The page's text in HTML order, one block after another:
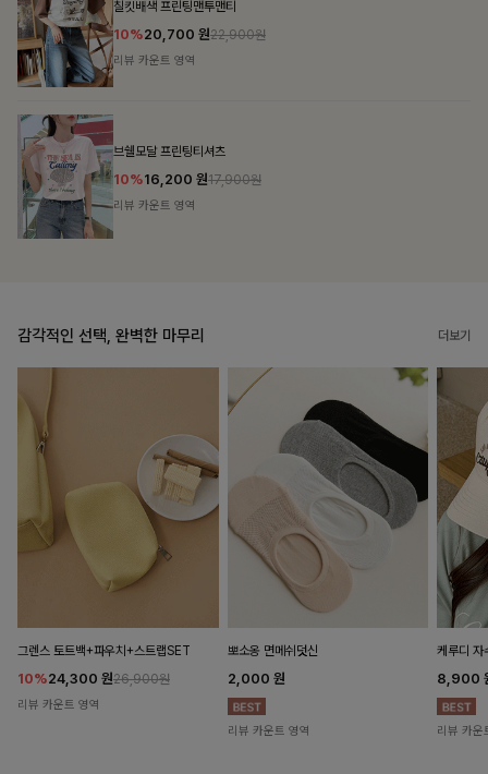
감각적인 선택, 완벽한 마무리 더보기
그렌스 토트백+파우치+스트랩SET
10%24,300 원26,900원
리뷰 카운트 영역
뽀소옹 면메쉬덧신
2,000 원
리뷰 카운트 영역
케루디 자
8,900
리뷰 카운